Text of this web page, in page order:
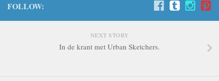
FOLLOW:
NEXT STORY
In de krant met Urban Sketchers.